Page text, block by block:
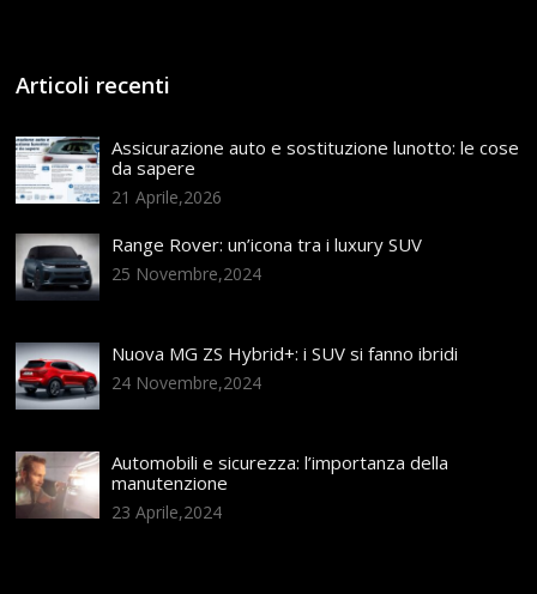
Articoli recenti
Assicurazione auto e sostituzione lunotto: le cose
da sapere
21 Aprile,2026
Range Rover: un’icona tra i luxury SUV
25 Novembre,2024
Nuova MG ZS Hybrid+: i SUV si fanno ibridi
24 Novembre,2024
Automobili e sicurezza: l’importanza della
manutenzione
23 Aprile,2024